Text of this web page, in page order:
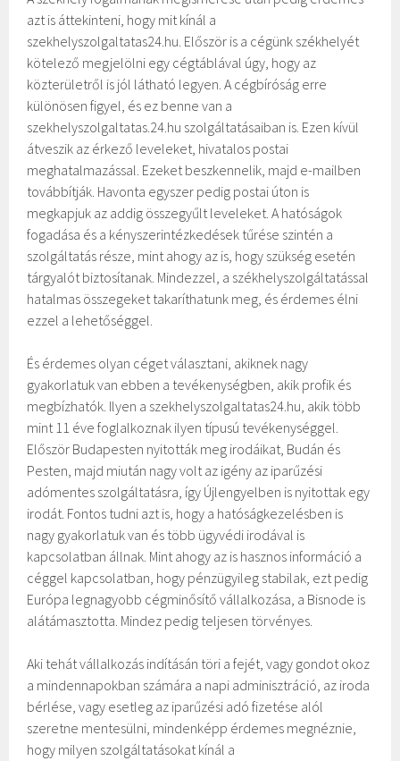
azt is áttekinteni, hogy mit kínál a
szekhelyszolgaltatas24.hu. Először is a cégünk székhelyét
kötelező megjelölni egy cégtáblával úgy, hogy az
közterületről is jól látható legyen. A cégbíróság erre
különösen figyel, és ez benne van a
szekhelyszolgaltatas.24.hu szolgáltatásaiban is. Ezen kívül
átveszik az érkező leveleket, hivatalos postai
meghatalmazással. Ezeket beszkennelik, majd e-mailben
továbbítják. Havonta egyszer pedig postai úton is
megkapjuk az addig összegyűlt leveleket. A hatóságok
fogadása és a kényszerintézkedések tűrése szintén a
szolgáltatás része, mint ahogy az is, hogy szükség esetén
tárgyalót biztosítanak. Mindezzel, a székhelyszolgáltatással
hatalmas összegeket takaríthatunk meg, és érdemes élni
ezzel a lehetőséggel.
És érdemes olyan céget választani, akiknek nagy
gyakorlatuk van ebben a tevékenységben, akik profik és
megbízhatók. Ilyen a szekhelyszolgaltatas24.hu, akik több
mint 11 éve foglalkoznak ilyen típusú tevékenységgel.
Először Budapesten nyitották meg irodáikat, Budán és
Pesten, majd miután nagy volt az igény az iparűzési
adómentes szolgáltatásra, így Újlengyelben is nyitottak egy
irodát. Fontos tudni azt is, hogy a hatóságkezelésben is
nagy gyakorlatuk van és több ügyvédi irodával is
kapcsolatban állnak. Mint ahogy az is hasznos információ a
céggel kapcsolatban, hogy pénzügyileg stabilak, ezt pedig
Európa legnagyobb cégminősítő vállalkozása, a Bisnode is
alátámasztotta. Mindez pedig teljesen törvényes.
Aki tehát vállalkozás indításán töri a fejét, vagy gondot okoz
a mindennapokban számára a napi adminisztráció, az iroda
bérlése, vagy esetleg az iparűzési adó fizetése alól
szeretne mentesülni, mindenképp érdemes megnéznie,
hogy milyen szolgáltatásokat kínál a